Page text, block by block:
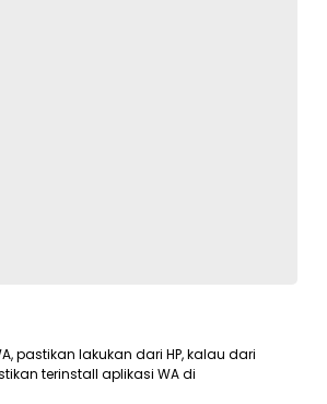
pastikan lakukan dari HP, kalau dari
terinstall aplikasi WA di